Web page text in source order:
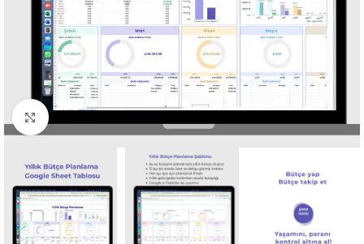
Büyütmek için tıklayın